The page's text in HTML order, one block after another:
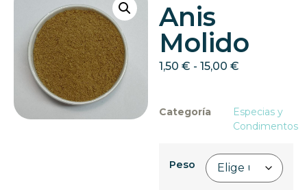
Anis
Molido
1,50 € - 15,00 €
Categoría
Especias y
Condimentos
Peso